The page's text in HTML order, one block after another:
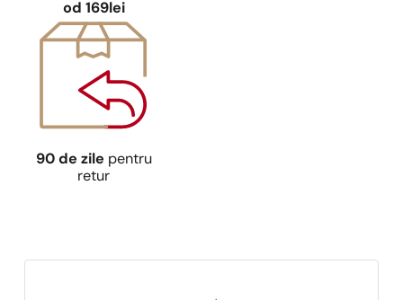
od 169lei
90 de zile pentru
retur